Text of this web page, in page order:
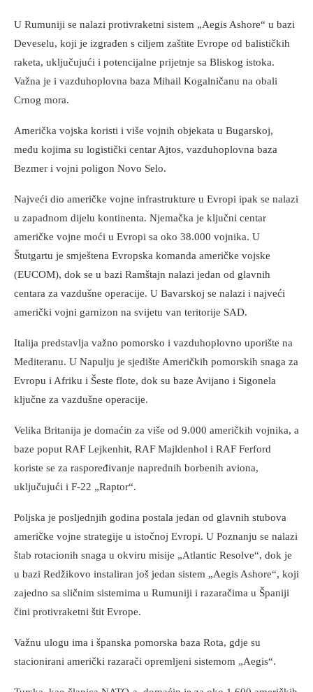
U Rumuniji se nalazi protivraketni sistem „Aegis Ashore“ u bazi
Deveselu, koji je izgrađen s ciljem zaštite Evrope od balističkih
raketa, uključujući i potencijalne prijetnje sa Bliskog istoka.
Važna je i vazduhoplovna baza Mihail Kogalničanu na obali
Crnog mora.
Američka vojska koristi i više vojnih objekata u Bugarskoj,
među kojima su logistički centar Ajtos, vazduhoplovna baza
Bezmer i vojni poligon Novo Selo.
Najveći dio američke vojne infrastrukture u Evropi ipak se nalazi
u zapadnom dijelu kontinenta. Njemačka je ključni centar
američke vojne moći u Evropi sa oko 38.000 vojnika. U
Štutgartu je smještena Evropska komanda američke vojske
(EUCOM), dok se u bazi Ramštajn nalazi jedan od glavnih
centara za vazdušne operacije. U Bavarskoj se nalazi i najveći
američki vojni garnizon na svijetu van teritorije SAD.
Italija predstavlja važno pomorsko i vazduhoplovno uporište na
Mediteranu. U Napulju je sjedište Američkih pomorskih snaga za
Evropu i Afriku i Šeste flote, dok su baze Avijano i Sigonela
ključne za vazdušne operacije.
Velika Britanija je domaćin za više od 9.000 američkih vojnika, a
baze poput RAF Lejkenhit, RAF Majldenhol i RAF Ferford
koriste se za raspoređivanje naprednih borbenih aviona,
uključujući i F-22 „Raptor“.
Poljska je posljednjih godina postala jedan od glavnih stubova
američke vojne strategije u istočnoj Evropi. U Poznanju se nalazi
štab rotacionih snaga u okviru misije „Atlantic Resolve“, dok je
u bazi Redžikovo instaliran još jedan sistem „Aegis Ashore“, koji
zajedno sa sličnim sistemima u Rumuniji i razaračima u Španiji
čini protivraketni štit Evrope.
Važnu ulogu ima i španska pomorska baza Rota, gdje su
stacionirani američki razarači opremljeni sistemom „Aegis“.